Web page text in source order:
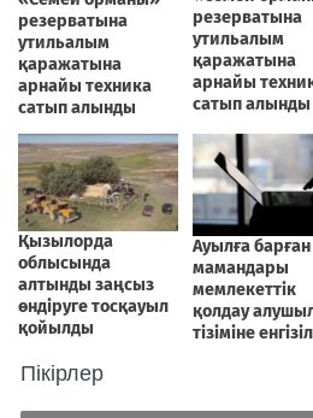
Пікірлер